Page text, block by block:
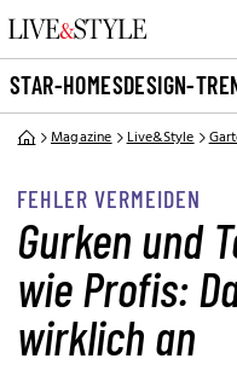
STAR-HOMESDESIGN-
Magazine Live&Style
FEHLER VERMEIDEN
Gurken und
wie Profis:
wirklich an